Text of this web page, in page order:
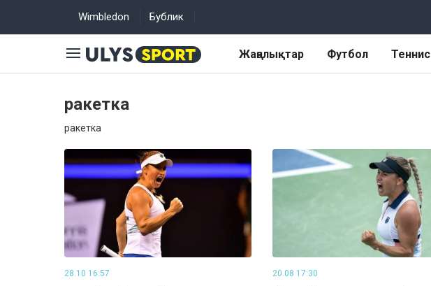
Wimbledon Бублик
Жаңалықтар Футбол Теннис
ракетка
ракетка
28.10 16:57 20.08 17:30